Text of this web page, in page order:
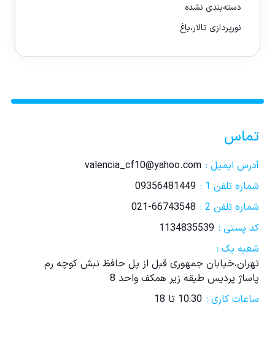
دسته‌بندی نشده
نورپردازی تالار،باغ
تماس
آدرس ایمیل : valencia_cf10@yahoo.com
شماره تلفن 1 :
09356481449
شماره تلفن 2 :
021-66743548
کد پستی : 1134835539
شعبه یک :
تهران،خیابان جمهوری قبل از پل حافظ نبش کوچه رم
پاساژ پردیس طبقه زیر همکف واحد 8
ساعات کاری : 10:30 تا 18